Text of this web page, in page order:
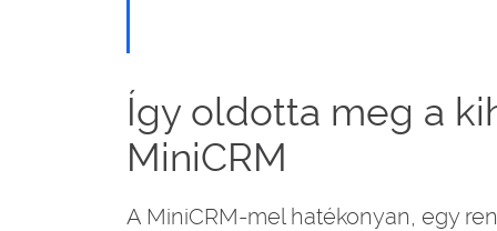
Így oldotta meg a
MiniCRM
A MiniCRM-mel hatékonyan, egy